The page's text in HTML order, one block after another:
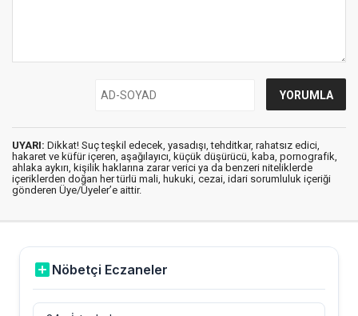
UYARI: Dikkat! Suç teşkil edecek, yasadışı, tehditkar, rahatsız edici,
hakaret ve küfür içeren, aşağılayıcı, küçük düşürücü, kaba, pornografik,
ahlaka aykırı, kişilik haklarına zarar verici ya da benzeri niteliklerde
içeriklerden doğan her türlü mali, hukuki, cezai, idari sorumluluk içeriği
gönderen Üye/Üyeler’e aittir.